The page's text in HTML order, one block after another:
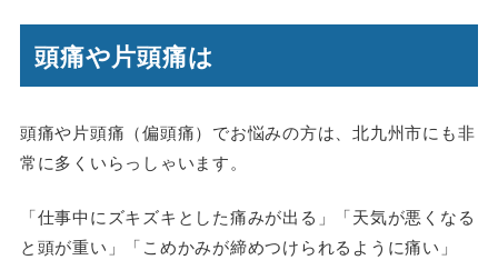
頭痛や片頭痛は
頭痛や片頭痛（偏頭痛）でお悩みの方は、北九州市にも非
常に多くいらっしゃいます。
「仕事中にズキズキとした痛みが出る」「天気が悪くなる
と頭が重い」「こめかみが締めつけられるように痛い」